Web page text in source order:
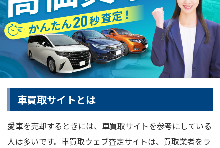
車買取サイトとは
愛車を売却するときには、車買取サイトを参考にしている
人は多いです。車買取ウェブ査定サイトは、買取業者をラ